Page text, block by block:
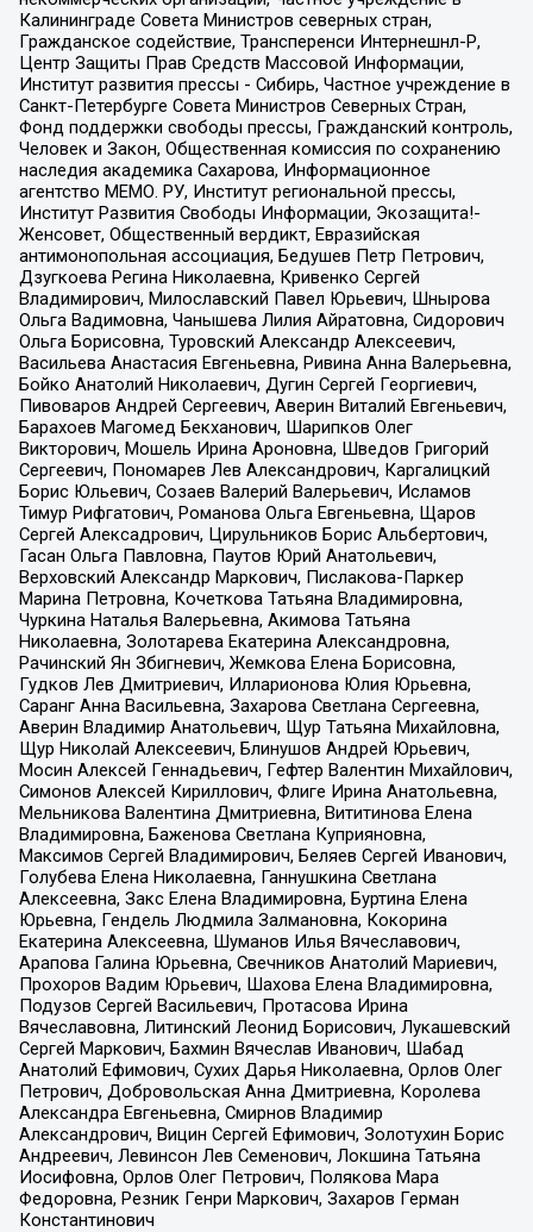
Калининграде Совета Министров северных стран,
Гражданское содействие, Трансперенси Интернешнл-Р,
Центр Защиты Прав Средств Массовой Информации,
Институт развития прессы - Сибирь, Частное учреждение в
Санкт-Петербурге Совета Министров Северных Стран,
Фонд поддержки свободы прессы, Гражданский контроль,
Человек и Закон, Общественная комиссия по сохранению
наследия академика Сахарова, Информационное
агентство МЕМО. РУ, Институт региональной прессы,
Институт Развития Свободы Информации, Экозащита!-
Женсовет, Общественный вердикт, Евразийская
антимонопольная ассоциация, Бедушев Петр Петрович,
Дзугкоева Регина Николаевна, Кривенко Сергей
Владимирович, Милославский Павел Юрьевич, Шнырова
Ольга Вадимовна, Чанышева Лилия Айратовна, Сидорович
Ольга Борисовна, Туровский Александр Алексеевич,
Васильева Анастасия Евгеньевна, Ривина Анна Валерьевна,
Бойко Анатолий Николаевич, Дугин Сергей Георгиевич,
Пивоваров Андрей Сергеевич, Аверин Виталий Евгеньевич,
Барахоев Магомед Бекханович, Шарипков Олег
Викторович, Мошель Ирина Ароновна, Шведов Григорий
Сергеевич, Пономарев Лев Александрович, Каргалицкий
Борис Юльевич, Созаев Валерий Валерьевич, Исламов
Тимур Рифгатович, Романова Ольга Евгеньевна, Щаров
Сергей Алексадрович, Цирульников Борис Альбертович,
Гасан Ольга Павловна, Паутов Юрий Анатольевич,
Верховский Александр Маркович, Пислакова-Паркер
Марина Петровна, Кочеткова Татьяна Владимировна,
Чуркина Наталья Валерьевна, Акимова Татьяна
Николаевна, Золотарева Екатерина Александровна,
Рачинский Ян Збигневич, Жемкова Елена Борисовна,
Гудков Лев Дмитриевич, Илларионова Юлия Юрьевна,
Саранг Анна Васильевна, Захарова Светлана Сергеевна,
Аверин Владимир Анатольевич, Щур Татьяна Михайловна,
Щур Николай Алексеевич, Блинушов Андрей Юрьевич,
Мосин Алексей Геннадьевич, Гефтер Валентин Михайлович,
Симонов Алексей Кириллович, Флиге Ирина Анатольевна,
Мельникова Валентина Дмитриевна, Вититинова Елена
Владимировна, Баженова Светлана Куприяновна,
Максимов Сергей Владимирович, Беляев Сергей Иванович,
Голубева Елена Николаевна, Ганнушкина Светлана
Алексеевна, Закс Елена Владимировна, Буртина Елена
Юрьевна, Гендель Людмила Залмановна, Кокорина
Екатерина Алексеевна, Шуманов Илья Вячеславович,
Арапова Галина Юрьевна, Свечников Анатолий Мариевич,
Прохоров Вадим Юрьевич, Шахова Елена Владимировна,
Подузов Сергей Васильевич, Протасова Ирина
Вячеславовна, Литинский Леонид Борисович, Лукашевский
Сергей Маркович, Бахмин Вячеслав Иванович, Шабад
Анатолий Ефимович, Сухих Дарья Николаевна, Орлов Олег
Петрович, Добровольская Анна Дмитриевна, Королева
Александра Евгеньевна, Смирнов Владимир
Александрович, Вицин Сергей Ефимович, Золотухин Борис
Андреевич, Левинсон Лев Семенович, Локшина Татьяна
Иосифовна, Орлов Олег Петрович, Полякова Мара
Федоровна, Резник Генри Маркович, Захаров Герман
Константинович